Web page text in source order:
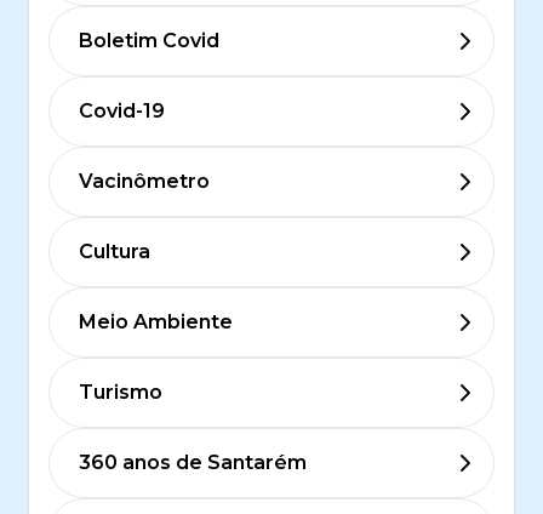
Boletim Covid
Covid-19
Vacinômetro
Cultura
Meio Ambiente
Turismo
360 anos de Santarém